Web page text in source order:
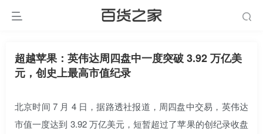
超越苹果：英伟达周四盘中一度突破 3.92 万亿美
元，创史上最高市值纪录
北京时间 7 月 4 日，据路透社报道，周四盘中交易，英伟达
市值一度达到 3.92 万亿美元，短暂超过了苹果的创纪录收盘